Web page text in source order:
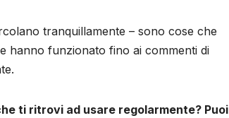
tranquillamente – sono cose che
hanno funzionato fino ai commenti di
ti ritrovi ad usare regolarmente? Puoi